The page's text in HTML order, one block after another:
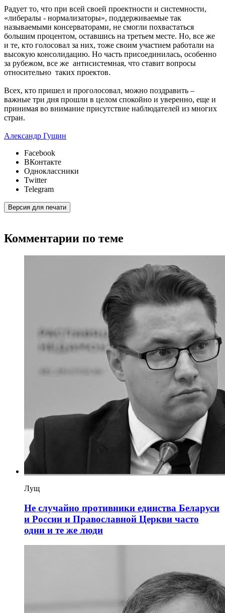
Радует то, что при всей своей проектности и системности,
«либералы - нормализаторы», поддерживаемые так
называемыми консерваторами, не смогли похвастаться
большим процентом, оставшись на третьем месте. Но, все же
и те, кто голосовал за них, тоже своим участием работали на
высокую консолидацию. Но часть присоединилась, особенно
за рубежом, все же антисистемная, что ставит вопросы
относительно таких проектов.
Всех, кто пришел и проголосовал, можно поздравить –
важные три дня прошли в целом спокойно и уверенно, еще и
принимая во внимание присутствие наблюдателей из многих
стран.
Александр Гущин
Facebook
ВКонтакте
Одноклассники
Twitter
Telegram
Версия для печати
Комментарии по теме
Лущ
Не случайно противники единства Беларуси
и России и Православной Церкви часто
одни и те же люди